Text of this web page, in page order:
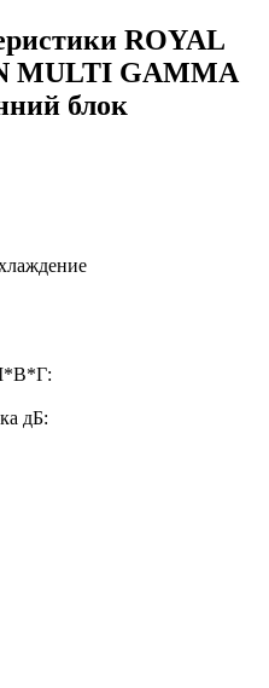
ROYAL
MULTI GAMMA
блок
дБ: